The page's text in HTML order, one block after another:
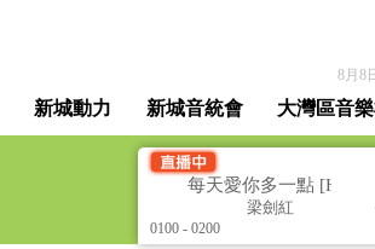
8月8
新城動力 新城音統會 大灣區音
每天愛你多一點 [Heal
梁劍紅 梁
0100 - 0200